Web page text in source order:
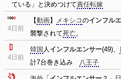
ている」と決めつけて責任転嫁
4日前
【動画】 メキシコのインフル
襲撃されて死亡。
4日前
韓国 人 インフルエンサー(49)、
計7台巻き込み 八王子